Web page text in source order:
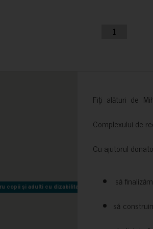
1
copii și adulti cu dizabilitati neuromotorii Sfântul
copii și adulti cu dizabilitati neuromotorii Sfântul
Fiți alături de
Complexului de
Cu ajutorul
să
să